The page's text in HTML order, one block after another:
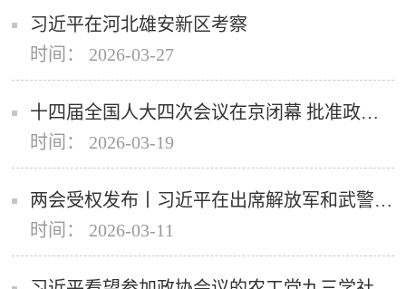
习近平在河北雄安新区考察
时间： 2026-03-27
十四届全国人大四次会议在京闭幕 批准政府工作报告、“十五五”规划纲要、全国人大常委会工作报告等 通过生态环境法典、民族团结进步促进法、国家发展规划法等 习近平签署主席令 习近平李强王沪宁蔡奇丁薛祥李希韩正等在主席台就座 赵乐际主持并讲话
时间： 2026-03-19
两会受权发布丨习近平在出席解放军和武警部队代表团全体会议时强调 充分发挥政治建军特有优势 凝心聚力推动国防和军队现代化行稳致远
时间： 2026-03-11